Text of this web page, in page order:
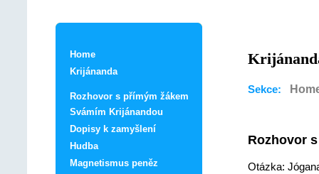
Home
Krijánanda
Rozhovor s přímým žákem
Svámím Krijánandou
Dopisy k zamyšlení
Hudba
Magnetismus peněz
Sekce:
Rozhovor
Otázka: